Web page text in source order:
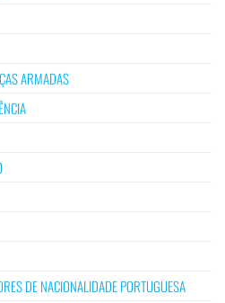
ARMADAS
DE NACIONALIDADE PORTUGUESA